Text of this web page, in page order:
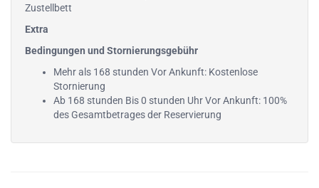
Zustellbett
Extra
Bedingungen und Stornierungsgebühr
Mehr als 168 stunden Vor Ankunft: Kostenlose
Stornierung
Ab 168 stunden Bis 0 stunden Uhr Vor Ankunft: 100%
des Gesamtbetrages der Reservierung